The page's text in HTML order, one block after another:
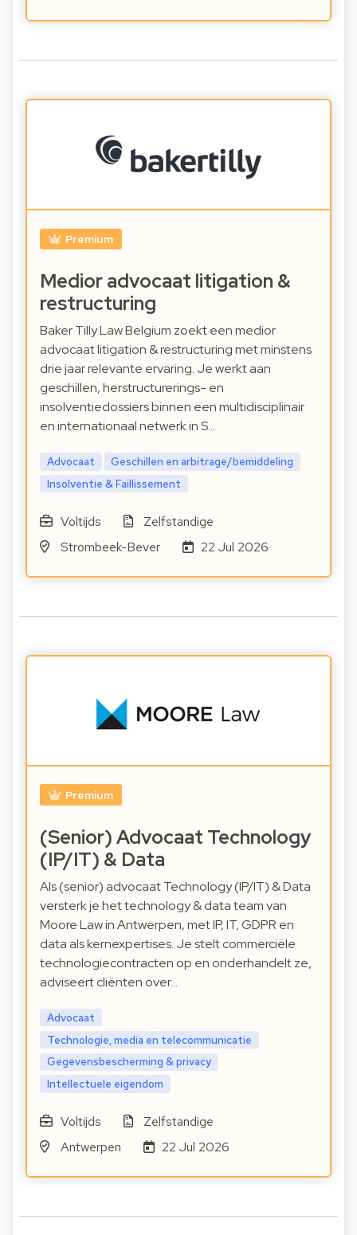
Premium
Medior advocaat litigation &
restructuring
Baker Tilly Law Belgium zoekt een medior
advocaat litigation & restructuring met minstens
drie jaar relevante ervaring. Je werkt aan
geschillen, herstructurerings- en
insolventiedossiers binnen een multidisciplinair
en internationaal netwerk in S…
Advocaat
Geschillen en arbitrage/bemiddeling
Insolventie & Faillissement
Voltijds
Zelfstandige
Strombeek-Bever
22 Jul 2026
Premium
(Senior) Advocaat Technology
(IP/IT) & Data
Als (senior) advocaat Technology (IP/IT) & Data
versterk je het technology & data team van
Moore Law in Antwerpen, met IP, IT, GDPR en
data als kernexpertises. Je stelt commerciële
technologiecontracten op en onderhandelt ze,
adviseert cliënten over…
Advocaat
Technologie, media en telecommunicatie
Gegevensbescherming & privacy
Intellectuele eigendom
Voltijds
Zelfstandige
Antwerpen
22 Jul 2026